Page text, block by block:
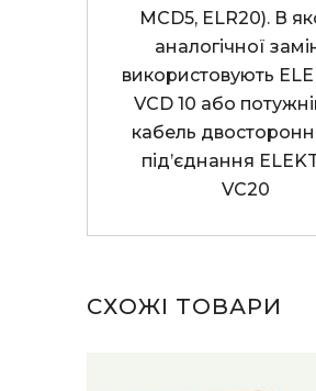
MCD5, ELR20). В
аналогічної
використовують
VCD 10 або
кабель
під’єднання
VC20
СХОЖІ ТОВАРИ